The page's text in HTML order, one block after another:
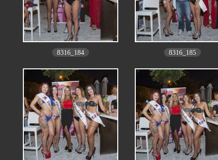
8316_184 8316_185